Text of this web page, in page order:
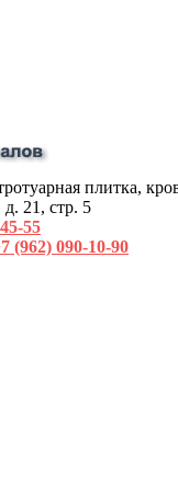
плитка,
21, стр. 5
55
(962) 090-10-90